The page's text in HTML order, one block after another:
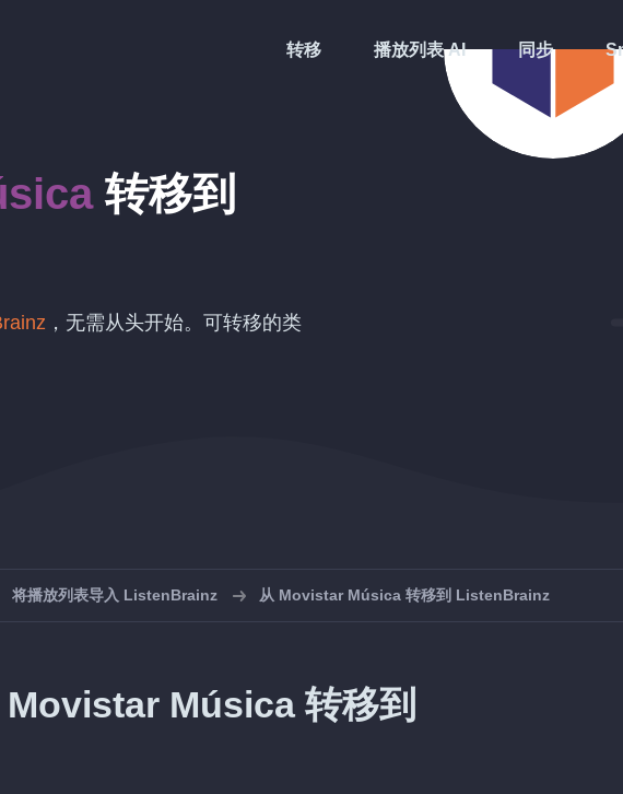
转移 播放列表 AI 同步
转移到
，无需从头开始。可转移的类
将播放列表导入 ListenBrainz 从 Movistar Música 转移到 ListenBrainz
Música 转移到